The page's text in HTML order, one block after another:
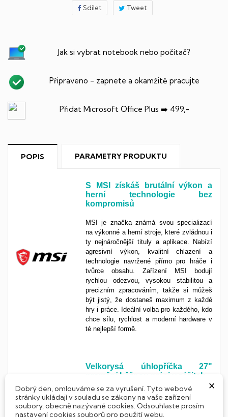
Sdílet Tweet
Jak si vybrat notebook nebo počítač?
Připraveno - zapnete a okamžitě pracujte
Přidat Microsoft Office Plus ➡️ 499,-
POPIS PARAMETRY PRODUKTU
S MSI získáš brutální výkon a
herní technologie bez
kompromisů
MSI je značka známá svou specializací
na výkonné a herní stroje, které zvládnou i
ty nejnáročnější tituly a aplikace. Nabízí
agresivní výkon, kvalitní chlazení a
technologie navržené přímo pro hráče i
tvůrce obsahu. Zařízení MSI bodují
rychlou odezvou, vysokou stabilitou a
precizním zpracováním, takže si můžeš
být jistý, že dostaneš maximum z každé
hry i práce. Ideální volba pro každého, kdo
chce sílu, rychlost a moderní hardware v
té nejlepší formě.
Velkorysá úhlopříčka 27"
promění běžnou práci v zážitek
Tento rozměr je zlatý standard
náročnější uživatele, kteří chtějí víc než
jen základ. Monitor s úhlopříčkou
×
Dobrý den, omlouváme se za vyrušení. Tyto webové
stránky ukládají v souladu se zákony na vaše zařízení
soubory, obecně nazývané cookies. Odsouhlaste prosím
nastavení cookies souborů pro použití webu.